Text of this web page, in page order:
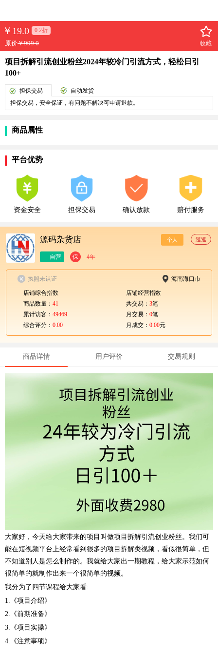
￥ 19.0 0.2折
原价￥999.0 收藏
项目拆解引流创业粉丝2024年较冷门引流方式，轻松日引
100+
担保交易
自动发货
担保交易，安全保证，有问题不解决可申请退款。
商品属性
平台优势
资金安全 担保交易 确认放款 赔付服务
源码杂货店 个人 逛逛
自营 保 4年
执照未认证 海南海口市
店铺综合指数
商品数量： 41
累计访客： 49469
综合评分： 0.00
店铺经营指数
共交易： 3笔
月交易： 0笔
月成交： 0.00元
商品详情 用户评价 交易规则
大家好，今天给大家带来的项目叫做项目拆解引流创业粉丝。我们可
能在短视频平台上经常看到很多的项目拆解类视频，看似很简单，但
不知道别人是怎么制作的。我就给大家出一期教程，给大家示范如何
很简单的就制作出来一个很简单的视频。
我分为了四节课程给大家看:
1.《项目介绍》
2.《前期准备》
3.《项目实操》
4.《注意事项》